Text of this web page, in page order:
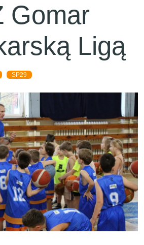
Gomar
Ligą
SP29